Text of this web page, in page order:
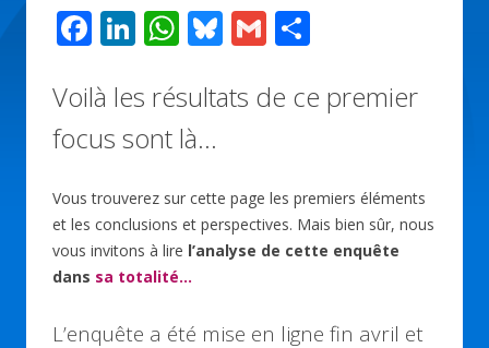
F
e
b
o
k
Li
k
e
n
W
at
s
p
p
Bl
e
G
ai ta
Voilà les résultats de ce premier
focus sont là…
Vous trouverez sur cette page les premiers éléments
et les conclusions et perspectives. Mais bien sûr, nous
vous invitons à lire l’analyse de cette enquête
dans sa totalité…
L’enquête a été mise en ligne fin avril et